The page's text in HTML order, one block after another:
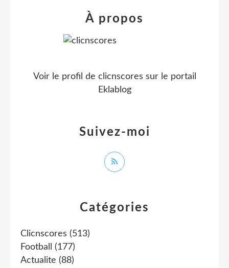
Catégories
Clicnscores (513)
Football
(177)
Actualite (88)
Suivez-moi
À propos
Voir le profil de clicnscores sur le portail
Eklablog